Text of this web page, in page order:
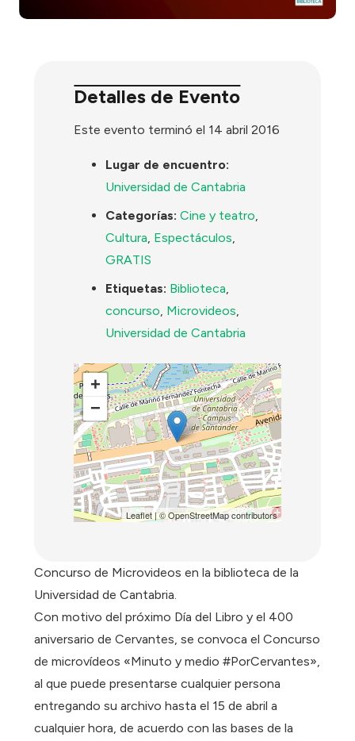
Detalles de Evento
Este evento terminó el 14 abril 2016
Lugar de encuentro:
Universidad de Cantabria
Categorías: Cine y teatro,
Cultura, Espectáculos,
GRATIS
Etiquetas: Biblioteca,
concurso, Microvideos,
Universidad de Cantabria
+
−
Leaflet| ©OpenStreetMapcontributors
Concurso de Microvideos en la biblioteca de la
Universidad de Cantabria.
Con motivo del próximo Día del Libro y el 400
aniversario de Cervantes, se convoca el Concurso
de microvídeos «Minuto y medio #PorCervantes»,
al que puede presentarse cualquier persona
entregando su archivo hasta el 15 de abril a
cualquier hora, de acuerdo con las bases de la